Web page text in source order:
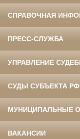
СПРАВОЧНАЯ
ПРЕСС-СЛУЖБА
УПРАВЛЕНИЕ
СУДЫ СУБЪЕКТА РФ
МУНИЦИПАЛЬНЫЕ
ВАКАНСИИ